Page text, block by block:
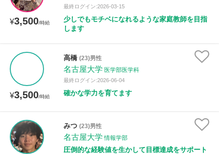
¥3,500/時給
最終ログイン:2026-03-15
少しでもモチベになれるような家庭教師を目指
します
¥3,500/時給
高橋 (23)男性
名古屋大学 医学部医学科
最終ログイン:2026-06-04
確かな学力を育てます
みつ (23)男性
名古屋大学 情報学部
圧倒的な経験値を生かして目標達成をサポート